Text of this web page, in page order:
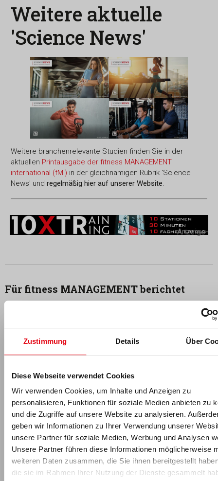
Zustimmung Details Über
Diese Webseite verwendet Cookies
Wir verwenden Cookies, um Inhalte und Anzeigen zu
personalisieren, Funktionen für soziale Medien anbieten zu
und die Zugriffe auf unsere Website zu analysieren.
geben wir Informationen zu Ihrer Verwendung unserer
unsere Partner für soziale Medien, Werbung und Analysen
Unsere Partner führen diese Informationen möglicherweise
weiteren Daten zusammen, die Sie ihnen bereitgestellt
die sie im Rahmen Ihrer Nutzung der Dienste gesammelt
Weitere aktuelle
'Science News'
Weitere branchenrelevante Studien finden Sie in der
aktuellen Printausgabe der fitness MANAGEMENT
international (fMi) in der gleichnamigen Rubrik 'Science
News' undregelmäßig hier auf unserer Website.
-Anzeige-
Für fitness MANAGEMENT berichtet
Florian Schmidt
Florian Schmidtist seit 2017 Teil des fM Online- & Print-
Redaktionsteams und leitet die Wissenschaftsredaktion: Nach
seinem Hotelmanagement-Studium an derHotelfachschule
Zürichund mehreren Jahren Führungserfahrung in der
internationalen Sport- und Wellnesshotellerie absolvierte der
Dipl. Hotelier (HF) an derUniversität des Saarlandeszusätzlich
ein Bachelor- und Masterstudium in Sportwissenschaft